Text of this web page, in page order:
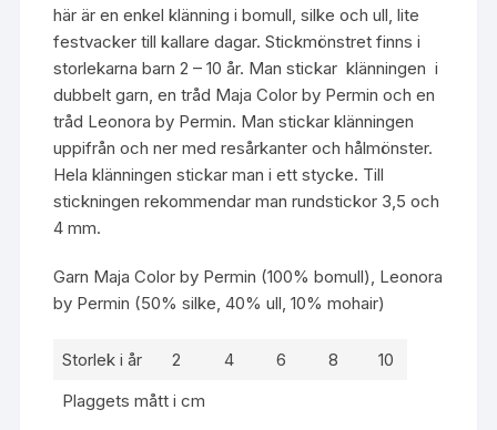
här är en enkel klänning i bomull, silke och ull, lite
festvacker till kallare dagar. Stickmönstret finns i
storlekarna barn 2 – 10 år. Man stickar klänningen i
dubbelt garn, en tråd Maja Color by Permin och en
tråd Leonora by Permin. Man stickar klänningen
uppifrån och ner med resårkanter och hålmönster.
Hela klänningen stickar man i ett stycke. Till
stickningen rekommendar man rundstickor 3,5 och
4 mm.
Garn Maja Color by Permin (100% bomull), Leonora
by Permin (50% silke, 40% ull, 10% mohair)
Storlek i år 2 4 6 8
10
Plaggets mått i cm